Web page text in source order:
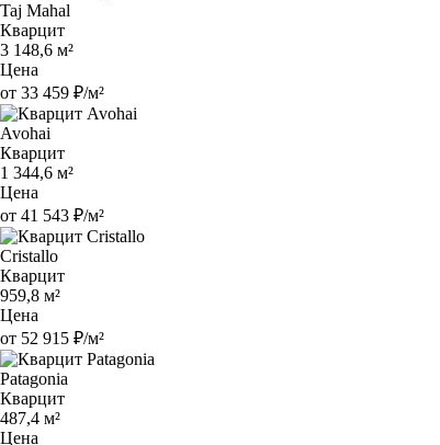
Taj Mahal
Кварцит
3 148,6 м²
Цена
от 33 459 ₽/м²
Avohai
Кварцит
1 344,6 м²
Цена
от 41 543 ₽/м²
Cristallo
Кварцит
959,8 м²
Цена
от 52 915 ₽/м²
Patagonia
Кварцит
487,4 м²
Цена